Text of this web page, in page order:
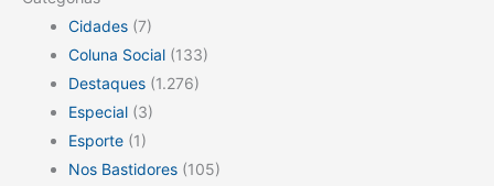
Cidades (7)
Coluna Social (133)
Destaques (1.276)
Especial (3)
Esporte (1)
Nos Bastidores (105)